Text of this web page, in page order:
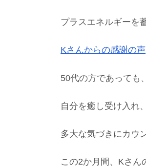
プラスエネルギーを
Kさんからの感謝の声
50代の方であっても
自分を癒し受け入れ
多大な気づきにカウ
この2か月間、Kさん